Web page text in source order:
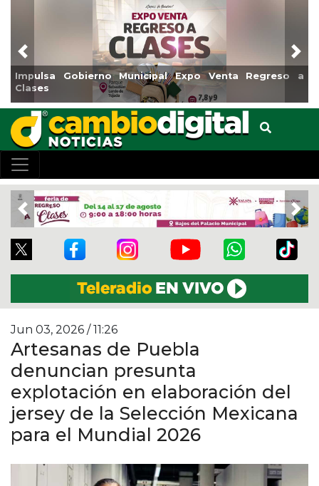
Reabrirá Coatzacoalcos la Alberca Semiolímpica Zona
Centro
Previous
Previous
Jun 03, 2026 / 11:26
Artesanas de Puebla
denuncian presunta
explotación en elaboración del
jersey de la Selección Mexicana
para el Mundial 2026